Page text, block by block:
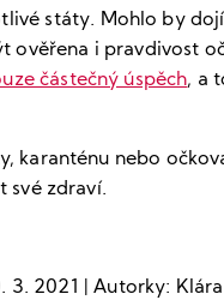
státy. Mohlo by
i pravdivost
částečný úspěch, a
karanténu nebo
své zdraví.
3. 2021 | Autorky: